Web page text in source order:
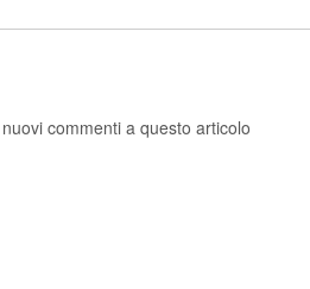
commenti a questo articolo